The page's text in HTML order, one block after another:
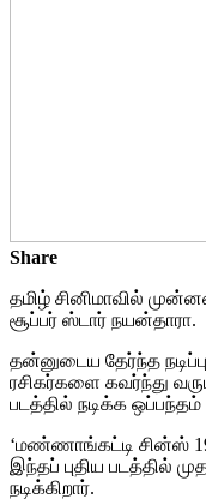
Share
தமிழ் சினிமாவில்
சூப்பர் ஸ்டார் நயன்தாரா.
தன்னுடைய தேர்ந்த
ரசிகர்களை கவர்ந்து
படத்தில் நடிக்க ஒப்பந்தம்
‘மண்ணாங்கட்டி சின்ஸ்
இந்தப் புதிய படத்தில்
நடிக்கிறார்.